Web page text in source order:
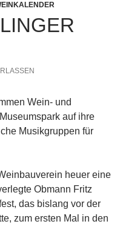
Wein- und
auf ihre
Musikgruppen für
heuer eine
Obmann Fritz
das bislang vor der
zum ersten Mal in den